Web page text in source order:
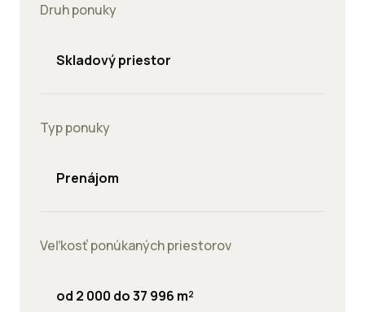
Druh ponuky
Skladový priestor
Typ ponuky
Prenájom
Veľkosť ponúkaných priestorov
od 2 000 do 37 996 m²